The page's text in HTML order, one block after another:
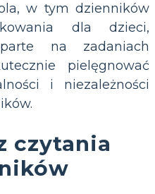
w tym dzienników
dla dzieci,
na zadaniach
pielęgnować
i niezależności
czytania